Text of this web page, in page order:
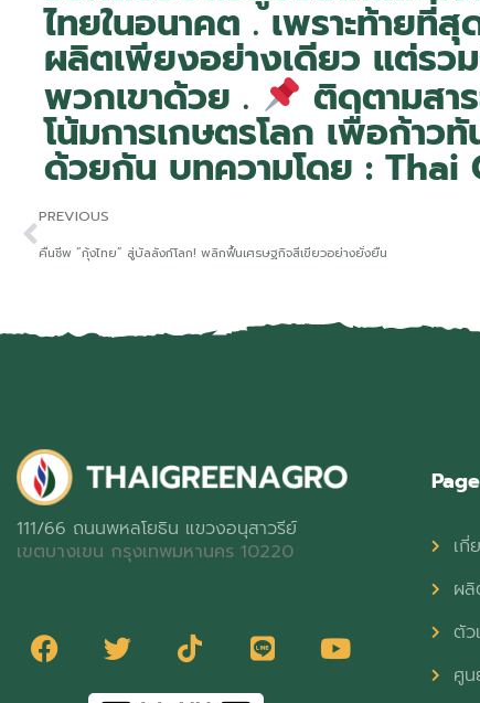
ไทยในอนาคต . เพราะท้ายที่
ผลิตเพียงอย่างเดียว แต่รว
พวกเขาด้วย . ติดตามสา
โน้มการเกษตรโลก เพื่อก้าว
ด้วยกัน บทความโดย : Thai
PREVIOUS
คืนชีพ “กุ้งไทย” สู่บัลลังก์โลก! พลิกฟื้นเศรษฐกิจสีเขียวอย่างยั่งยืน
111/66 ถนนพหลโยธิน แขวงอนุสาวรีย์
เขตบางเขน กรุงเทพมหานคร 10220
Page
เกี่
ผ
ตัว
ศูน